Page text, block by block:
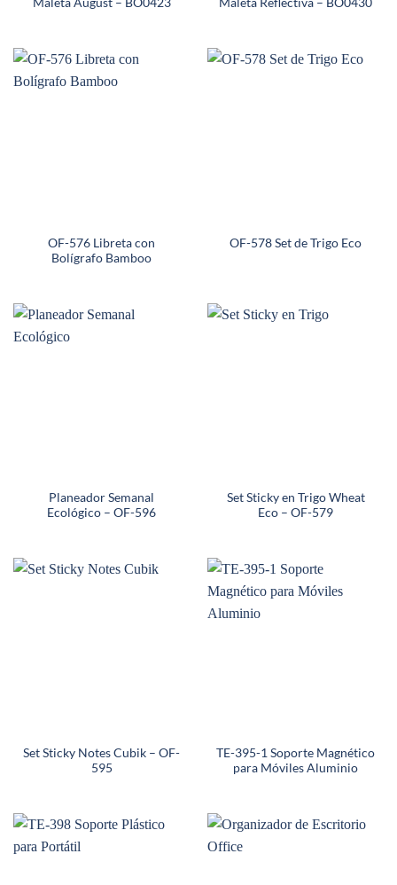
OF-576 Libreta con
Bolígrafo Bamboo
OF-578 Set de Trigo Eco
Planeador Semanal
Ecológico – OF-596
Set Sticky en Trigo Wheat
Eco – OF-579
Set Sticky Notes Cubik – OF-
595
TE-395-1 Soporte Magnético
para Móviles Aluminio